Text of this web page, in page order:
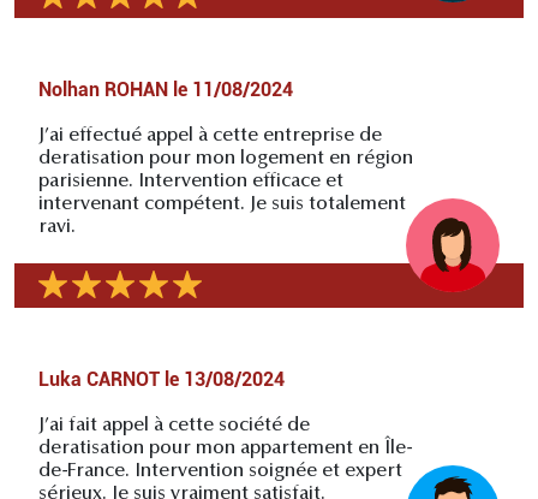
Nolhan ROHAN le 11/08/2024
J’ai effectué appel à cette entreprise de
deratisation pour mon logement en région
parisienne. Intervention efficace et
intervenant compétent. Je suis totalement
ravi.
Luka CARNOT le 13/08/2024
J’ai fait appel à cette société de
deratisation pour mon appartement en Île-
de-France. Intervention soignée et expert
sérieux. Je suis vraiment satisfait.